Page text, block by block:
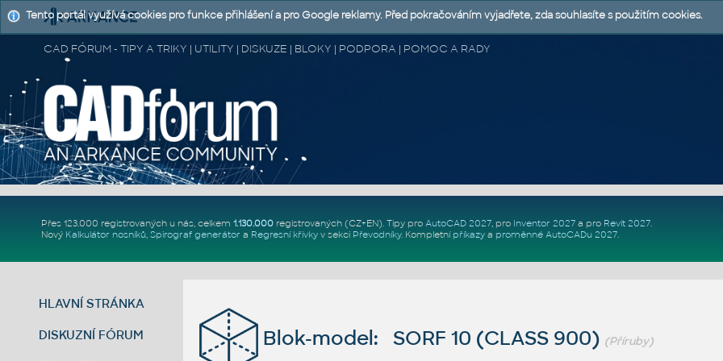
CAD FÓRUM - TIPY A TRIKY | UTILITY | DISKUZE | BLOKY | PODPORA | POMOC A RADY
Přes 123.000 registrovaných u nás, celkem 1.130.000registrovaných (CZ+EN). Tipy pro AutoCAD 2027, pro Inventor 2027a pro Revit 2027.
Nový Kalkulátor nosníků, Spirograf generátor a Regresní křivkyv sekci Převodníky. Kompletní příkazya proměnné AutoCADu 2027.
HLAVNÍ STRÁNKA
DISKUZNÍ FÓRUM Blok-model: SORF 10 (CLASS 900) (Příruby)
Tento portál využívá cookies pro funkce přihlášení a pro Google reklamy. Před pokračováním vyjadřete, zda souhlasíte s použitím cookies.